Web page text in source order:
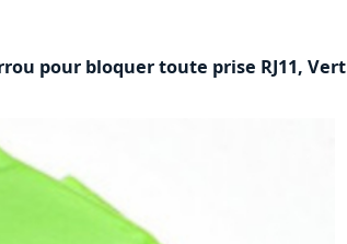
pour bloquer toute prise RJ11, Vert